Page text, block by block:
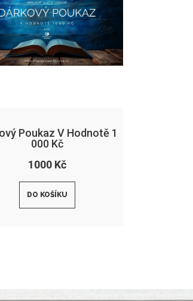
Poukaz V Hodnotě 1
000 Kč
1000 Kč
DO KOŠÍKU